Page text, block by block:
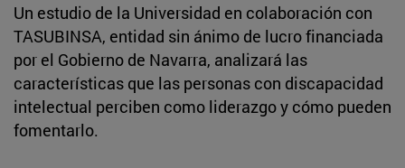
Un estudio de la Universidad en colaboración con
TASUBINSA, entidad sin ánimo de lucro financiada
por el Gobierno de Navarra, analizará las
características que las personas con discapacidad
intelectual perciben como liderazgo y cómo pueden
fomentarlo.